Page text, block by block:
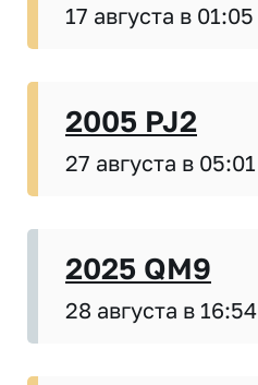
17 августа в 01:05
2005 PJ2
27 августа в 05:01
2025 QM9
28 августа в 16:54